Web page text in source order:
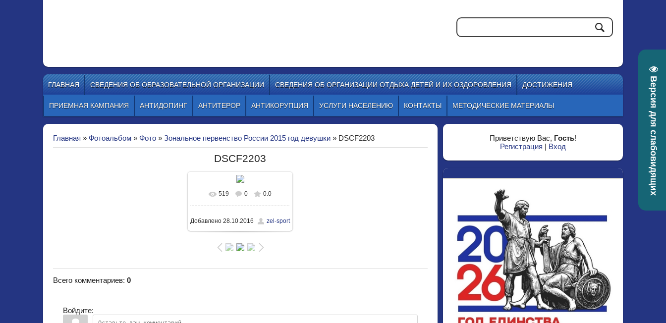
Версия для слабовидящих
ГЛАВНАЯ СВЕДЕНИЯ ОБ ОБРАЗОВАТЕЛЬНОЙ ОРГАНИЗАЦИИ СВЕДЕНИЯ ОБ ОРГАНИЗАЦИИ ОТДЫХА ДЕТЕЙ И ИХ ОЗДОРОВЛЕНИЯ ДОСТИЖЕНИЯ
ПРИЕМНАЯ КАМПАНИЯ АНТИДОПИНГ АНТИТЕРОР АНТИКОРУПЦИЯ УСЛУГИ НАСЕЛЕНИЮ КОНТАКТЫ МЕТОДИЧЕСКИЕ МАТЕРИАЛЫ
Главная » Фотоальбом » Фото » Зональное первенство России 2015 год девушки » DSCF2203
DSCF2203
В реальном размере
1050x703/ 320.1Kb
519 0 0.0
Добавлено 28.10.2016 zel-sport
Всего комментариев: 0
Войдите:
Приветствую Вас, Гость!
Регистрация | Вход